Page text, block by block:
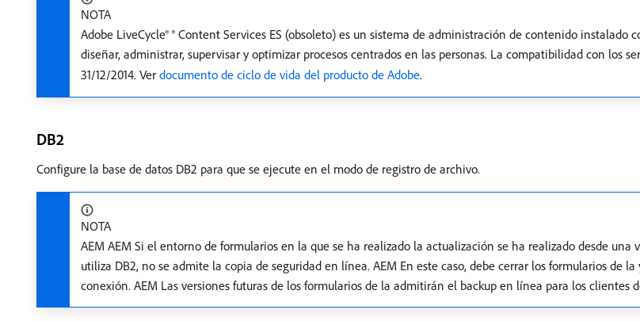
NOTA
Adobe LiveCycle® ® Content Services ES (obsoleto) es un sistema de administración de contenido instalado
diseñar, administrar, supervisar y optimizar procesos centrados en las personas. La compatibilidad con los
31/12/2014. Ver documento de ciclo de vida del producto de Adobe.
DB2
Configure la base de datos DB2 para que se ejecute en el modo de registro de archivo.
NOTA
AEM AEM Si el entorno de formularios en la que se ha realizado la actualización se ha realizado desde
utiliza DB2, no se admite la copia de seguridad en línea. AEM En este caso, debe cerrar los formularios de
conexión. AEM Las versiones futuras de los formularios de la admitirán el backup en línea para los clientes